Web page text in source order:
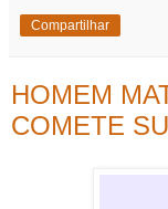
Compartilhar
HOMEM
COMETE